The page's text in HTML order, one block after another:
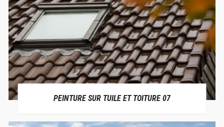
PEINTURE SUR TUILE ET TOITURE 07